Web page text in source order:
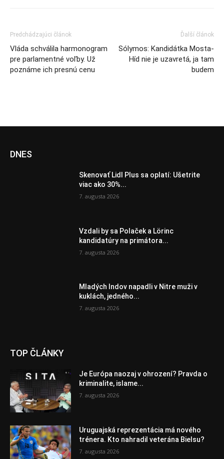
Predchádzajúci článok
Vláda schválila harmonogram
pre parlamentné voľby. Už
poznáme ich presnú cenu
Ďalší článok
Sólymos: Kandidátka Mosta-
Híd nie je uzavretá, ja tam
budem
DNES
Skenovať Lidl Plus sa oplatí: Ušetrite
viac ako 30%...
7. augusta 2026
Vzdali by sa Polaček a Lörinc
kandidatúry na primátora...
7. augusta 2026
Mladých Indov napadli v Nitre muži v
kuklách, jedného...
7. augusta 2026
TOP ČLÁNKY
Je Európa naozaj v ohrození? Pravda o
kriminalite, islame...
7. augusta 2026
Uruguajská reprezentácia má nového
trénera. Kto nahradil veterána Bielsu?
7. augusta 2026